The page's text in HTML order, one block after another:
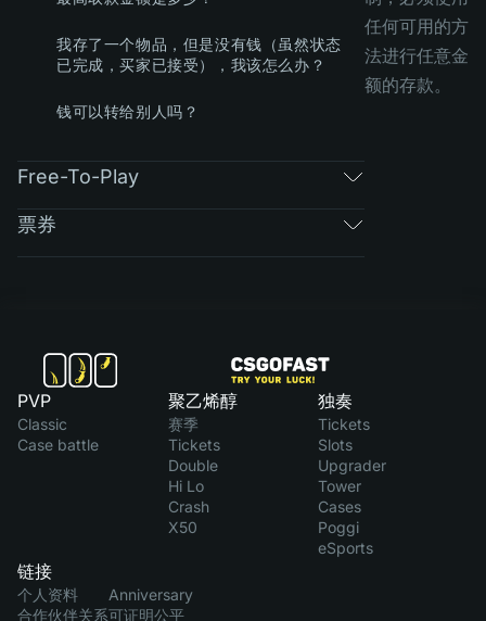
我存了一个物品，但是没有钱（虽然状态
已完成，买家已接受），我该怎么办？
钱可以转给别人吗？
Free-To-Play
票券
任何可用的方
法进行任意金
额的存款。
PVP
Classic
Case battle
聚乙烯醇
赛季
Tickets
Double
Hi Lo
Crash
X50
独奏
Tickets
Slots
Upgrader
Tower
Cases
Poggi
eSports
链接
个人资料
合作伙伴关系
Anniversary
可证明公平